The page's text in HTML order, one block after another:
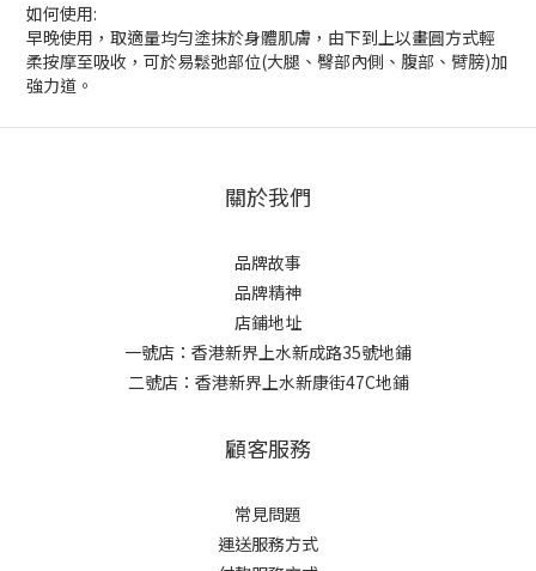
如何使用:
早晚使用，取適量均勻塗抹於身體肌膚，由下到上以畫圓方式輕
柔按摩至吸收，可於易鬆弛部位(大腿、臀部內側、腹部、臂膀)加
強力道。
關於我們
品牌故事
品牌精神
店鋪地址
一號店：香港新界上水新成路35號地鋪
二號店：香港新界上水新康街47C地鋪
顧客服務
常見問題
運送服務方式